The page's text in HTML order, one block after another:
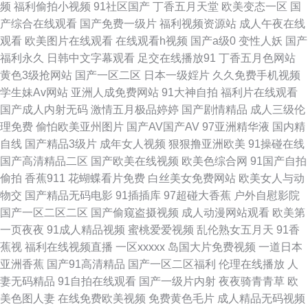
久久 色婷婷激情 91红桃福利 91在线视频资源 国产21页草草 超碰精品野泽
手机在线 avapp91看片 婷婷精品久久 91久久香蕉国产 国产91综合福利 91
黑丝在线导航 亚洲色图影音先锋 日韩欧美国产成人 婷婷五月激情澎湃 欧美
成久久永久 韩美一级黄色 性欧美99 91视频免费试看 国内a∨ 日本黑人2人的
天堂 91大神唐伯虎520 AV影音先锋电影网 欧美成人一区 五月亭激情伊人 91
人人操 成人在线观看91 青青草在线狠狠干 91被爽巨乳黄美国 99热99这里
有精品 久久93 色婷婷久久综 狠狠操网址 wwwcom色色 九色骚屄91 日韩无
码欧美高清 91黑人 92恋足园 精品亚洲日韩在线专区 午夜精品久久麻豆 91
人妻激情视频 大香焦狠操B 免费精品av网站 不卡另类 黑丝袜AV影院 精品一
频 福利偷拍小视频 91社区国产 丁香五月天堂 欧美变态一区 国
产综合在线观看 国产免费一级片 福利视频资源站 成人午夜在线
观看 欧美图片在线观看 在线观看h视频 国产a级0 变性人妖 国产
福利永久
日韩中文字幕观看 足交在线播放91 丁香五月色网站
黄色3级抢网站 国产一区二区 日本一级婬片 久久免费手机视频
学生妹Av网站 亚洲人成免费网站 91大神自拍 福利片在线观看
国产成人内射无码 激情五月极品婷婷 国产剧情精品 成人三级伦
理免费 偷怕欧美亚州图片 国产AV国产AV 97亚洲精华液 国内精
自线 国产精品3级片 成年女人视频 狠狠撸亚洲欧美 91操碰在线
国产高清精品二区 国产欧美在线视频 欧美色综合网 91国产自拍
偷拍 香蕉911 花蝴蝶看片免费 白丝美女免费网站 欧美女人与动
物交 国产精品无码电影 91插插库 97超碰大香蕉 户外自慰影院
国产一区二区二区 国产偷窥盗摄视频 成人动漫网站观看 欧美第
一页夜夜 91成人精品视频 蜜桃爱爱视频 乱伦熟女五月天 91香
蕉视 福利在线视频直播 一区xxxxx 岛国大片免费视频 一道日本
亚洲香蕉 国产91高清精品 国产一区二区福利 伦理在线播放 人
妻无码精品 91自拍在线观看 国产一级片内射 夜夜骑青青草 欧
美色图人妻 在线免费欧美视频 免费黄色毛片 成人精品无码视频